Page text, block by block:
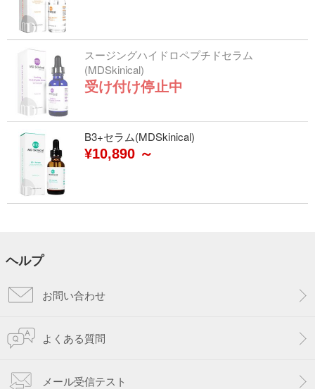
スージングハイドロペプチドセラム
(MDSkinical)
受け付け停止中
B3+セラム(MDSkinical)
¥10,890 ～
ヘルプ
お問い合わせ
よくある質問
メール受信テスト